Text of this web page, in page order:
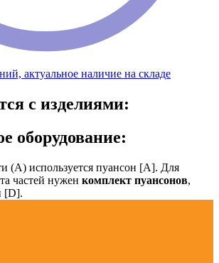
актуальное наличие на складе
с изделиями:
оборудование:
(А) используется пуансон [А]. Для
частей нужен комплект пуансонов,
[D].